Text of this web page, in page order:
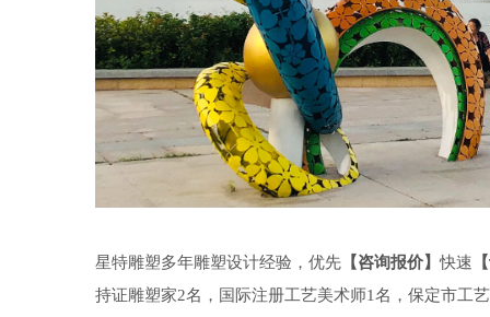
星特雕塑多年雕塑设计经验，优先 【咨询报价】快速
持证雕塑家2名，国际注册工艺美术师1名，保定市工